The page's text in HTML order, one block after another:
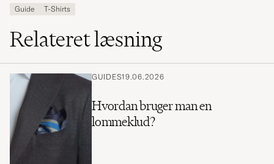
Guide T-Shirts
Relateret læsning
GUIDES19.06.2026
Hvordan bruger man en
lommeklud?